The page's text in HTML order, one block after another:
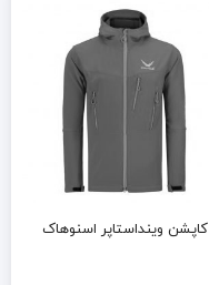
کاپشن وینداستاپر اسنوهاک